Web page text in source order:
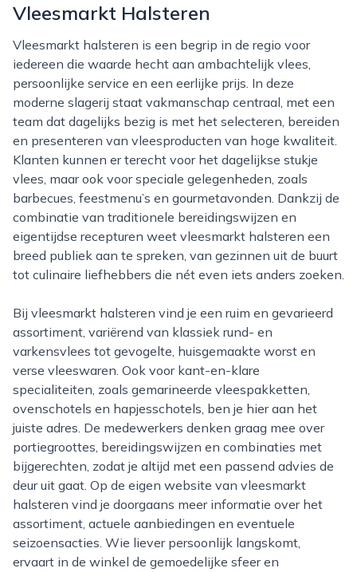
Vleesmarkt Halsteren
Vleesmarkt halsteren is een begrip in de regio voor
iedereen die waarde hecht aan ambachtelijk vlees,
persoonlijke service en een eerlijke prijs. In deze
moderne slagerij staat vakmanschap centraal, met een
team dat dagelijks bezig is met het selecteren, bereiden
en presenteren van vleesproducten van hoge kwaliteit.
Klanten kunnen er terecht voor het dagelijkse stukje
vlees, maar ook voor speciale gelegenheden, zoals
barbecues, feestmenu’s en gourmetavonden. Dankzij de
combinatie van traditionele bereidingswijzen en
eigentijdse recepturen weet vleesmarkt halsteren een
breed publiek aan te spreken, van gezinnen uit de buurt
tot culinaire liefhebbers die nét even iets anders zoeken.
Bij vleesmarkt halsteren vind je een ruim en gevarieerd
assortiment, variërend van klassiek rund- en
varkensvlees tot gevogelte, huisgemaakte worst en
verse vleeswaren. Ook voor kant-en-klare
specialiteiten, zoals gemarineerde vleespakketten,
ovenschotels en hapjesschotels, ben je hier aan het
juiste adres. De medewerkers denken graag mee over
portiegroottes, bereidingswijzen en combinaties met
bijgerechten, zodat je altijd met een passend advies de
deur uit gaat. Op de eigen website van vleesmarkt
halsteren vind je doorgaans meer informatie over het
assortiment, actuele aanbiedingen en eventuele
seizoensacties. Wie liever persoonlijk langskomt,
ervaart in de winkel de gemoedelijke sfeer en